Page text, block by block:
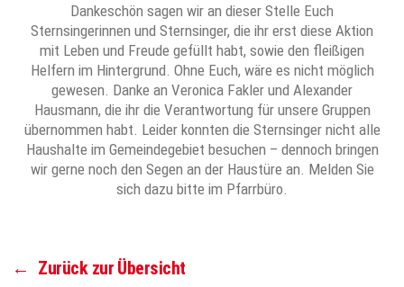
Dankeschön sagen wir an dieser Stelle Euch
Sternsingerinnen und Sternsinger, die ihr erst diese Aktion
mit Leben und Freude gefüllt habt, sowie den fleißigen
Helfern im Hintergrund. Ohne Euch, wäre es nicht möglich
gewesen. Danke an Veronica Fakler und Alexander
Hausmann, die ihr die Verantwortung für unsere Gruppen
übernommen habt. Leider konnten die Sternsinger nicht alle
Haushalte im Gemeindegebiet besuchen – dennoch bringen
wir gerne noch den Segen an der Haustüre an. Melden Sie
sich dazu bitte im Pfarrbüro.
← Zurück zur Übersicht